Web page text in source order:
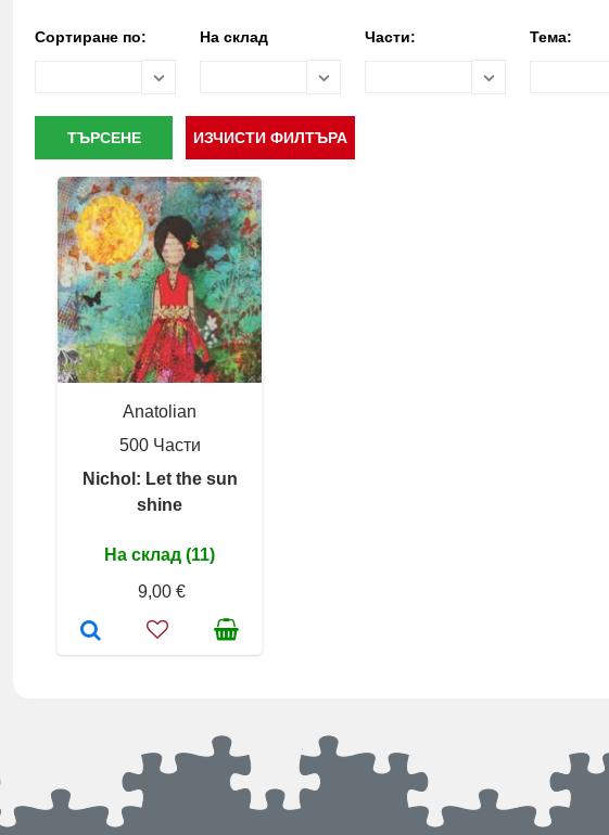
Сортиране по: На склад Части: Тема:
Anatolian
500 Части
Nichol: Let the sun
shine
На склад (11)
9,00 €